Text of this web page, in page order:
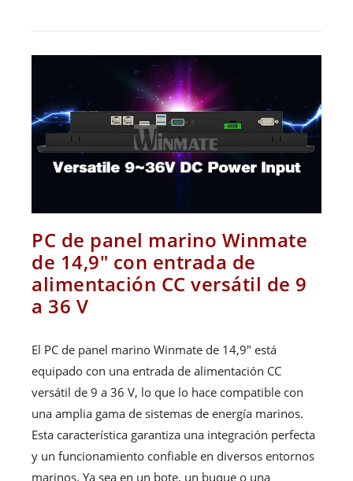
PC de panel marino Winmate
de 14,9" con entrada de
alimentación CC versátil de 9
a 36 V
El PC de panel marino Winmate de 14,9" está
equipado con una entrada de alimentación CC
versátil de 9 a 36 V, lo que lo hace compatible con
una amplia gama de sistemas de energía marinos.
Esta característica garantiza una integración perfecta
y un funcionamiento confiable en diversos entornos
marinos. Ya sea en un bote, un buque o una